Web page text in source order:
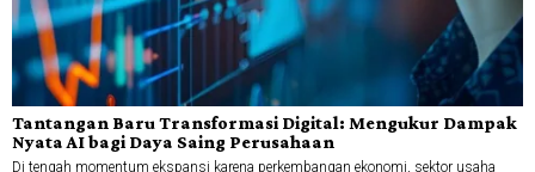
Tantangan Baru Transformasi Digital: Mengukur Dampak
Nyata AI bagi Daya Saing Perusahaan
Di tengah momentum ekspansi karena perkembangan ekonomi, sektor usaha